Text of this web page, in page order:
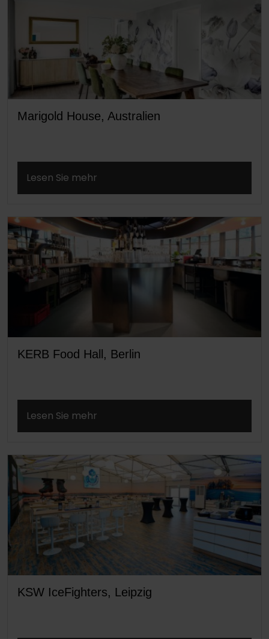
Marigold House, Australien
Lesen Sie mehr
KERB Food Hall, Berlin
Lesen Sie mehr
KSW IceFighters, Leipzig